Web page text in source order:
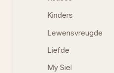
Kinders
Lewensvreugde
Liefde
My Siel